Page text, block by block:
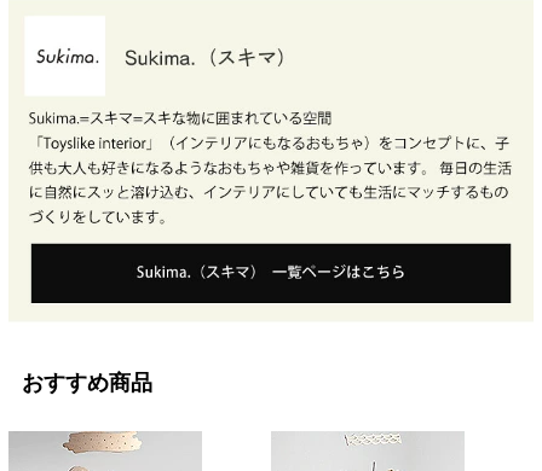
おすすめ商品